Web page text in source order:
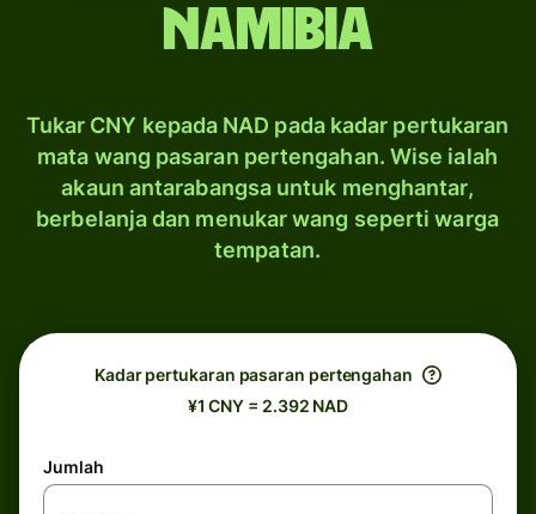
Namibia
Tukar CNY kepada NAD pada kadar pertukaran
mata wang pasaran pertengahan. Wise ialah
akaun antarabangsa untuk menghantar,
berbelanja dan menukar wang seperti warga
tempatan.
Kadar pertukaran pasaran pertengahan
¥1 CNY = 2.392 NAD
Jumlah